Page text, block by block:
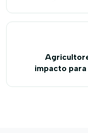
impacto